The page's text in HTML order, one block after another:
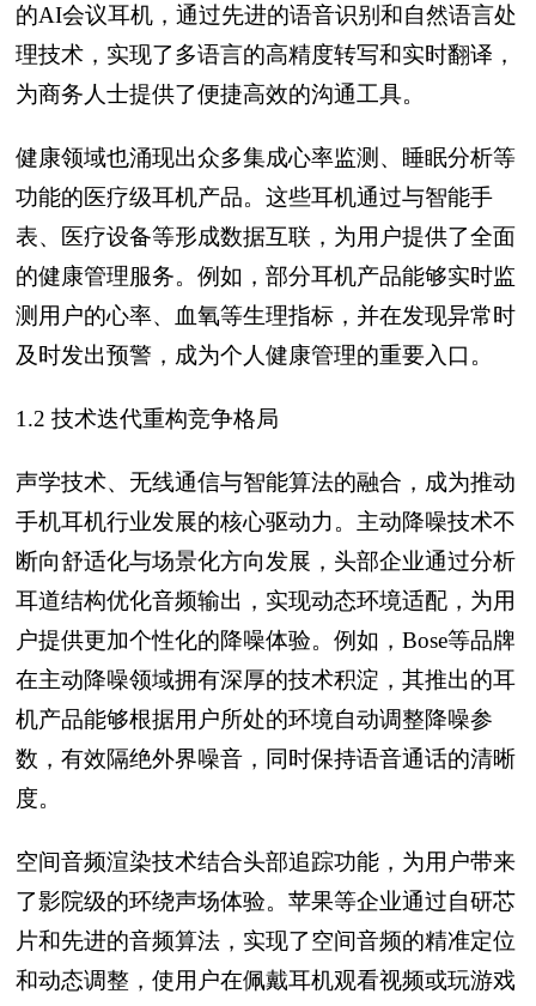
的AI会议耳机，通过先进的语音识别和自然语言处
理技术，实现了多语言的高精度转写和实时翻译，
为商务人士提供了便捷高效的沟通工具。
健康领域也涌现出众多集成心率监测、睡眠分析等
功能的医疗级耳机产品。这些耳机通过与智能手
表、医疗设备等形成数据互联，为用户提供了全面
的健康管理服务。例如，部分耳机产品能够实时监
测用户的心率、血氧等生理指标，并在发现异常时
及时发出预警，成为个人健康管理的重要入口。
1.2 技术迭代重构竞争格局
声学技术、无线通信与智能算法的融合，成为推动
手机耳机行业发展的核心驱动力。主动降噪技术不
断向舒适化与场景化方向发展，头部企业通过分析
耳道结构优化音频输出，实现动态环境适配，为用
户提供更加个性化的降噪体验。例如，Bose等品牌
在主动降噪领域拥有深厚的技术积淀，其推出的耳
机产品能够根据用户所处的环境自动调整降噪参
数，有效隔绝外界噪音，同时保持语音通话的清晰
度。
空间音频渲染技术结合头部追踪功能，为用户带来
了影院级的环绕声场体验。苹果等企业通过自研芯
片和先进的音频算法，实现了空间音频的精准定位
和动态调整，使用户在佩戴耳机观看视频或玩游戏